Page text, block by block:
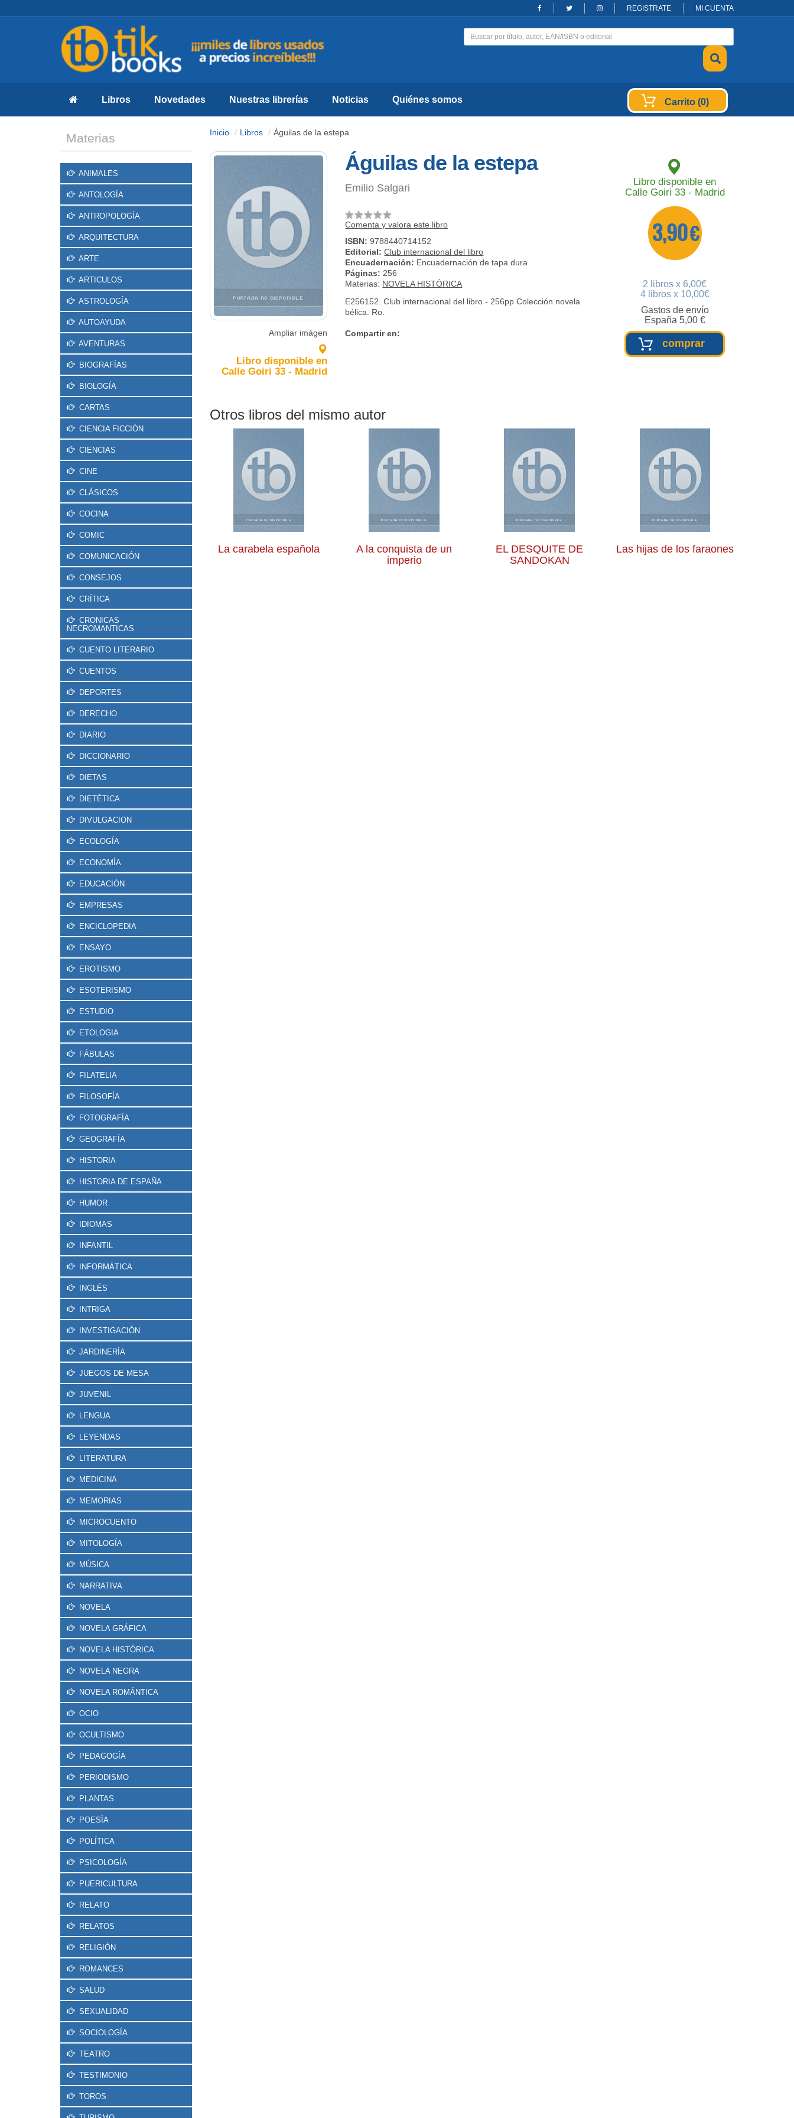
REGISTRATE MI CUENTA
Libros Novedades Nuestras librerías Noticias Quiénes somos Carrito (0)
Materias
ANIMALES
ANTOLOGÍA
ANTROPOLOGÍA
ARQUITECTURA
ARTE
ARTICULOS
ASTROLOGÍA
AUTOAYUDA
AVENTURAS
BIOGRAFÍAS
BIOLOGÍA
CARTAS
CIENCIA FICCIÓN
CIENCIAS
CINE
CLÁSICOS
COCINA
COMIC
COMUNICACIÓN
CONSEJOS
CRÍTICA
CRONICAS
NECROMANTICAS
CUENTO LITERARIO
CUENTOS
DEPORTES
DERECHO
DIARIO
DICCIONARIO
DIETAS
DIETÉTICA
DIVULGACION
ECOLOGÍA
ECONOMÍA
EDUCACIÓN
EMPRESAS
ENCICLOPEDIA
ENSAYO
EROTISMO
ESOTERISMO
ESTUDIO
ETOLOGIA
FÁBULAS
FILATELIA
FILOSOFÍA
FOTOGRAFÍA
GEOGRAFÍA
HISTORIA
HISTORIA DE ESPAÑA
HUMOR
IDIOMAS
INFANTIL
INFORMÁTICA
INGLÉS
INTRIGA
INVESTIGACIÓN
JARDINERÍA
JUEGOS DE MESA
JUVENIL
LENGUA
LEYENDAS
LITERATURA
MEDICINA
MEMORIAS
MICROCUENTO
MITOLOGÍA
MÚSICA
NARRATIVA
NOVELA
NOVELA GRÁFICA
NOVELA HISTÓRICA
NOVELA NEGRA
NOVELA ROMÁNTICA
OCIO
OCULTISMO
PEDAGOGÍA
PERIODISMO
PLANTAS
POESÍA
POLÍTICA
PSICOLOGÍA
PUERICULTURA
RELATO
RELATOS
RELIGIÓN
ROMANCES
SALUD
SEXUALIDAD
SOCIOLOGÍA
TEATRO
TESTIMONIO
TOROS
Inicio Libros Águilas de la estepa
Ampliar imágen
Libro disponible en
Calle Goiri 33 - Madrid
Águilas de la estepa
Emilio Salgari
Comenta y valora este libro
ISBN:9788440714152
Editorial:Club internacional del libro
Encuadernación: Encuadernación de tapa dura
Páginas: 256
Materias: NOVELA HISTÓRICA
E256152. Club internacional del libro - 256pp Colección novela
bélica. Ro.
Compartir en:
Libro disponible en
Calle Goiri 33 - Madrid
3,90 €
2 libros x 6,00€
4 libros x 10,00€
Gastos de envío
España 5,00 €
comprar
Otros libros del mismo autor
La carabela española
A la conquista de un
imperio
EL DESQUITE DE
SANDOKAN
Las hijas de los faraones